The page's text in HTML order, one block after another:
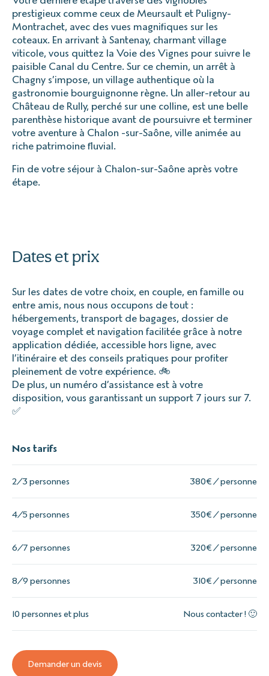
prestigieux comme ceux de Meursault et Puligny-
Montrachet, avec des vues magnifiques sur les
coteaux. En arrivant à Santenay, charmant village
viticole, vous quittez la Voie des Vignes pour suivre le
paisible Canal du Centre. Sur ce chemin, un arrêt à
Chagny s’impose, un village authentique où la
gastronomie bourguignonne règne. Un aller-retour au
Château de Rully, perché sur une colline, est une belle
parenthèse historique avant de poursuivre et terminer
votre aventure à Chalon -sur-Saône, ville animée au
riche patrimoine fluvial.
Fin de votre séjour à Chalon-sur-Saône après votre
étape.
Dates et prix
Sur les dates de votre choix, en couple, en famille ou
entre amis, nous nous occupons de tout :
hébergements, transport de bagages, dossier de
voyage complet et navigation facilitée grâce à notre
application dédiée, accessible hors ligne, avec
l’itinéraire et des conseils pratiques pour profiter
pleinement de votre expérience. 🚲
De plus, un numéro d’assistance est à votre
disposition, vous garantissant un support 7 jours sur 7.
✅
Nos tarifs
2/3 personnes 380€ / personne
4/5 personnes 350€ / personne
6/7 personnes 320€ / personne
8/9 personnes 310€ / personne
10 personnes et plus Nous contacter ! 🙂
Demander un devis